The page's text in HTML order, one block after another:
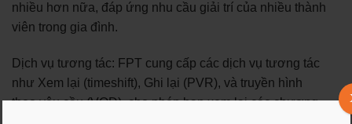
nhiều hơn nữa, đáp ứng nhu cầu giải trí của nhiều thành
viên trong gia đình.
Dịch vụ tương tác: FPT cung cấp các dịch vụ tương tác
như Xem lại (timeshift), Ghi lại (PVR), và truyền hình
theo yêu cầu (VOD), cho phép bạn xem lại các chương